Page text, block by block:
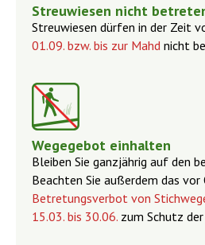
Streuwiesen nicht
Streuwiesen dürfen in der Zeit
01.09. bzw. bis zur Mahd nicht
Wegegebot einhalten
Bleiben Sie ganzjährig auf den
Beachten Sie außerdem das
Betretungsverbot von
15.03. bis 30.06. zum Schutz